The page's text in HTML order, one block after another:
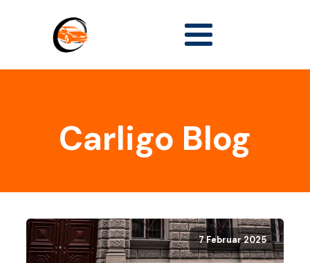
Carligo Blog
7 Februar 2025